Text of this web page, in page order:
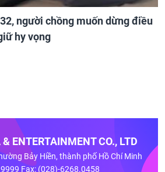
người chồng muốn dừng điều
hy vọng
ENTERTAINMENT CO., LTD
Bảy Hiền, thành phố Hồ Chí Minh
Fax: (028)-6268.0458